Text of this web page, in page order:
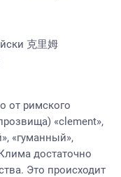
от римского
«сlement»,
«гуманный»,
достаточно
Это происходит